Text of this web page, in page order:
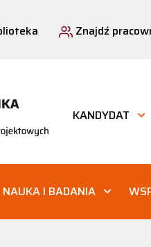
Znajdź
KANDYDAT
NAUKA I BADANIA